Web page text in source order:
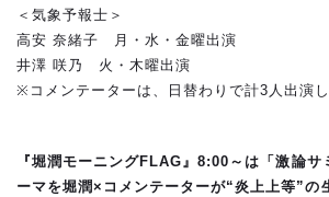
＜気象予報士＞
高安 奈緒子 月・水・金曜出演
井澤 咲乃 火・木曜出演
※コメンテーターは、日替わりで計3人出演し
『堀潤モーニングFLAG』8:00～は「激論
ーマを堀潤×コメンテーターが“炎上上等”の